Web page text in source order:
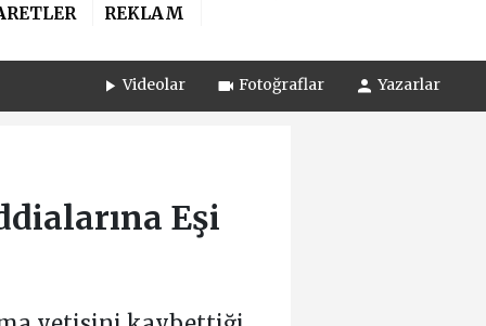
REKLAM
Videolar Fotoğraflar Yazarlar
Eşi